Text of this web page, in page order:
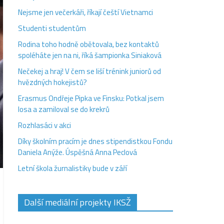
Nejsme jen večerkáři, říkají čeští Vietnamci
Studenti studentům
Rodina toho hodně obětovala, bez kontaktů
spoléháte jen na ni, říká šampionka Siniaková
Nečekej a hraj! V čem se liší trénink juniorů od
hvězdných hokejistů?
Erasmus Ondřeje Pipka ve Finsku: Potkal jsem
losa a zamiloval se do krekrů
Rozhlasáci v akci
Díky školním pracím je dnes stipendistkou Fondu
Daniela Anýže. Úspěšná Anna Peclová
Letní škola žurnalistiky bude v září
Další mediální projekty IKSŽ